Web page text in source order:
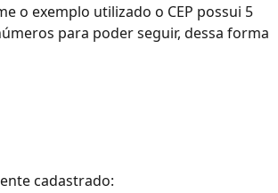
o exemplo utilizado o CEP possui 5
para poder seguir, dessa forma
cadastrado: